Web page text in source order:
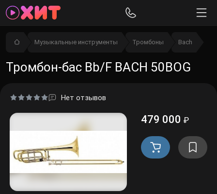
Музыкальные инструменты Тромбоны Bach
Тромбон-бас Bb/F BACH 50BOG
Нет отзывов
479 000 ₽